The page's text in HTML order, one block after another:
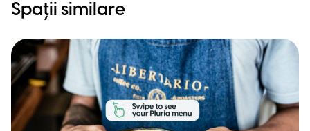
Spații similare